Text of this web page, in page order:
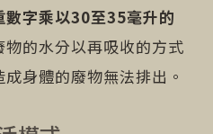
字乘以30至35毫升的
物的水分以再吸收的方式
身體的廢物無法排出。